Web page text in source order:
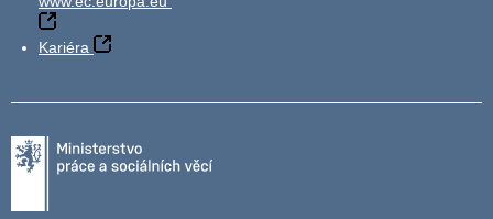
Kariéra